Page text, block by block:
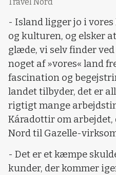
- Island ligger jo i vores
og kulturen, og elsker
glæde, vi selv finder
noget af »vores« land
fascination og
landet tilbyder, det er
rigtigt mange
Káradottir om
Nord til Gazelle-
- Det er et kæmpe
kunder, der kommer